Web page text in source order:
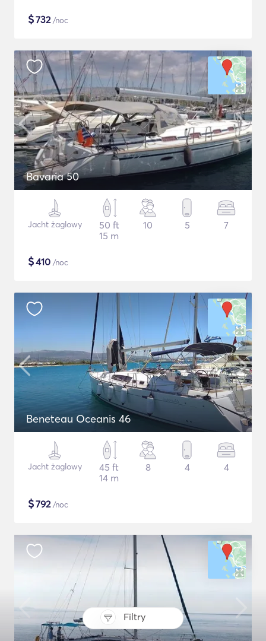
Filtry
$732/noc
Bavaria 50
Jacht żaglowy
50 ft
15 m
10 5 7
$410 /noc
Beneteau Oceanis 46
Jacht żaglowy
45 ft
14 m
8 4 4
$792/noc